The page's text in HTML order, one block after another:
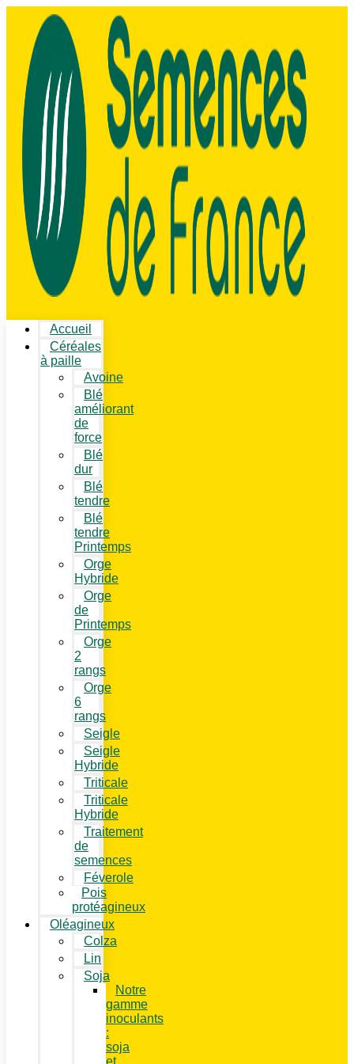
Accueil
Céréales
à paille
Avoine
Blé
améliorant
de
force
Blé
dur
Blé
tendre
Blé
tendre
Printemps
Orge
Hybride
Orge
de
Printemps
Orge
2
rangs
Orge
6
rangs
Seigle
Seigle
Hybride
Triticale
Triticale
Hybride
Traitement
de
semences
Féverole
Pois
protéagineux
Oléagineux
Colza
Lin
Soja
Notre
gamme
inoculants
:
soja
et